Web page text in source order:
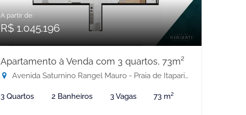
A partir de:
R$ 1.045.196
Apartamento à Venda com 3 quartos, 73m²
Avenida Saturnino Rangel Mauro - Praia de Itaparica, Vila Velha-ES
3 Quartos 2 Banheiros 3 Vagas 73 m²